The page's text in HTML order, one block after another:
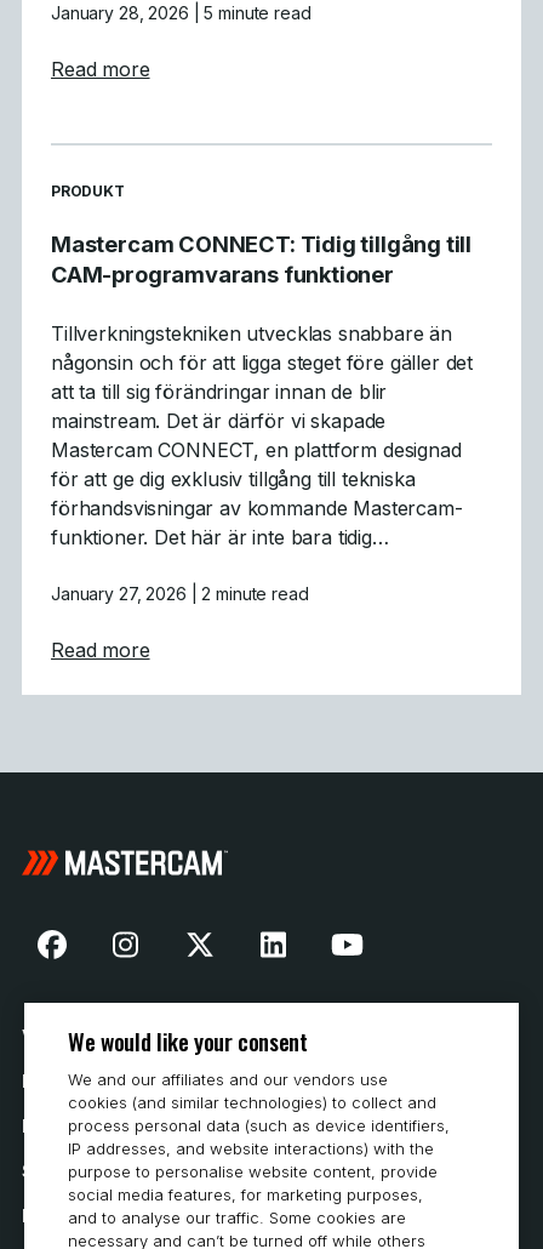
January 28, 2026 | 5 minute read
Read moreabout Vad vi lärde oss: Sammanfattning
READ MORE ARTICLES ABOUT
PRODUKT
Mastercam CONNECT: Tidig tillgång till
CAM-programvarans funktioner
Tillverkningstekniken utvecklas snabbare än
någonsin och för att ligga steget före gäller det
att ta till sig förändringar innan de blir
mainstream. Det är därför vi skapade
Mastercam CONNECT, en plattform designad
för att ge dig exklusiv tillgång till tekniska
förhandsvisningar av kommande Mastercam-
funktioner. Det här är inte bara tidig…
January 27, 2026 | 2 minute read
Read moreabout Mastercam CONNECT: Tidig
Vår historia
Hur man köper
Karriär
Systemkrav
Integritet
We would like your consent
We and our affiliates and our vendors use
cookies (and similar technologies) to collect and
process personal data (such as device identifiers,
IP addresses, and website interactions) with the
purpose to personalise website content, provide
social media features, for marketing purposes,
and to analyse our traffic. Some cookies are
necessary and can’t be turned off while others